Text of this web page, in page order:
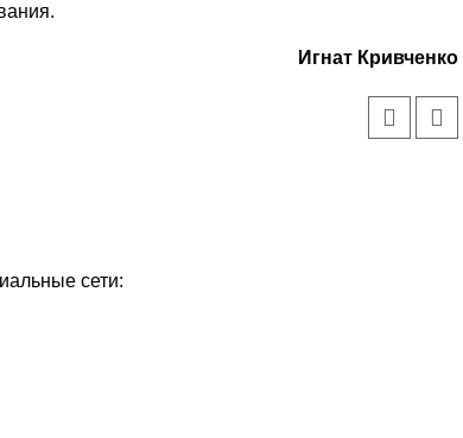
Игнат Кривченко
сети: